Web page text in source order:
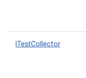
ITestCollector